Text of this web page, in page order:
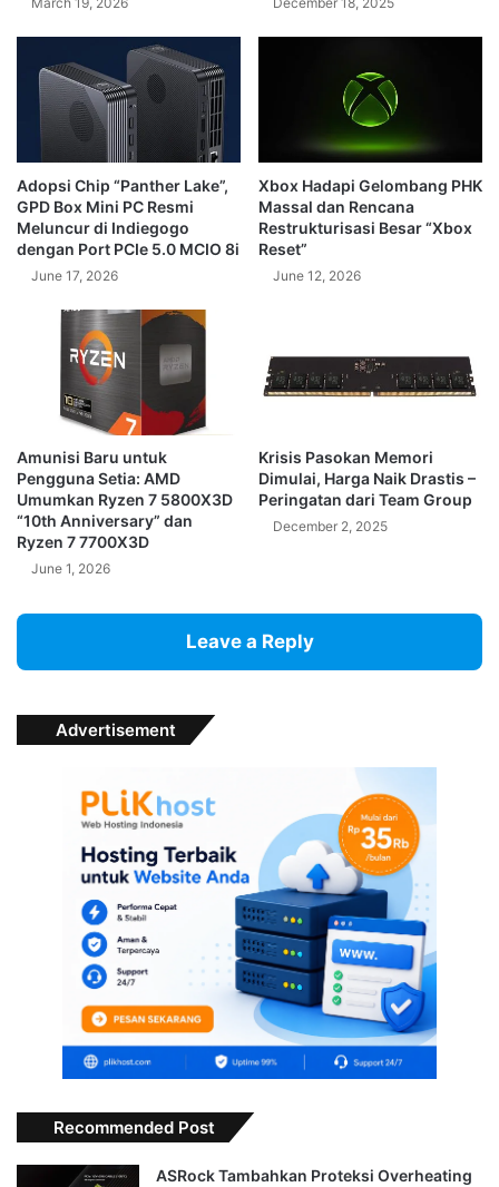
Adopsi Chip “Panther Lake”,
GPD Box Mini PC Resmi
Meluncur di Indiegogo
dengan Port PCIe 5.0 MCIO 8i
June 17, 2026
Xbox Hadapi Gelombang PHK
Massal dan Rencana
Restrukturisasi Besar “Xbox
Reset”
June 12, 2026
Amunisi Baru untuk
Pengguna Setia: AMD
Umumkan Ryzen 7 5800X3D
“10th Anniversary” dan
Ryzen 7 7700X3D
June 1, 2026
Krisis Pasokan Memori
Dimulai, Harga Naik Drastis –
Peringatan dari Team Group
December 2, 2025
Leave a Reply
Advertisement
Recommended Post
ASRock Tambahkan Proteksi Overheating